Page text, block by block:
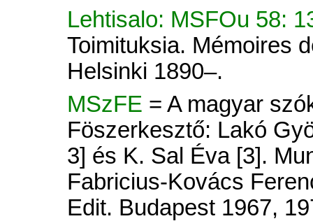
Lehtisalo: MSFOu 58:
Toimituksia. Mémoires
Helsinki 1890–.
MSzFE = A magyar
Föszerkesztő: Lakó
3] és K. Sal Éva [3].
Fabricius-Kovács
Edit. Budapest 1967,